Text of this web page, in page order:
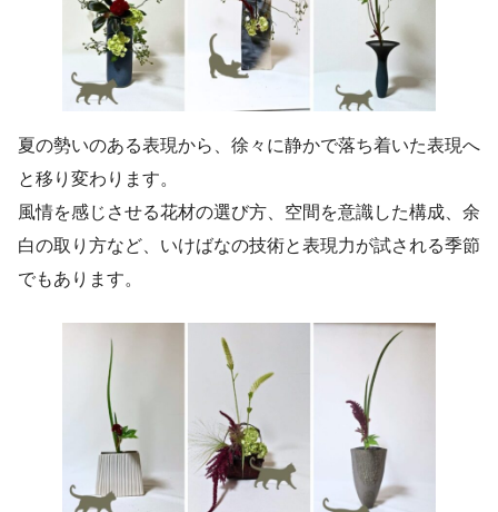
夏の勢いのある表現から、徐々に静かで落ち着いた表現へ
と移り変わります。
風情を感じさせる花材の選び方、空間を意識した構成、余
白の取り方など、いけばなの技術と表現力が試される季節
でもあります。